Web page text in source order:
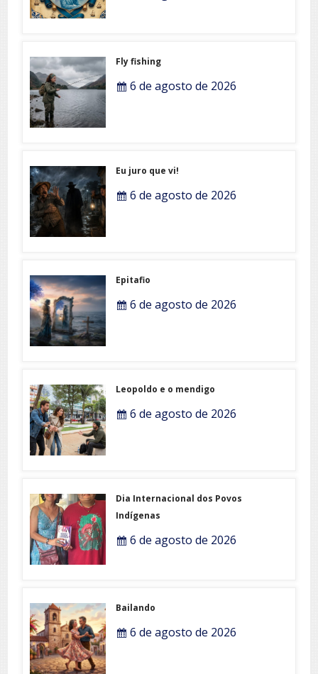
Fly fishing
6 de agosto de 2026
Eu juro que vi!
6 de agosto de 2026
Epitafio
6 de agosto de 2026
Leopoldo e o mendigo
6 de agosto de 2026
Dia Internacional dos Povos
Indígenas
6 de agosto de 2026
Bailando
6 de agosto de 2026